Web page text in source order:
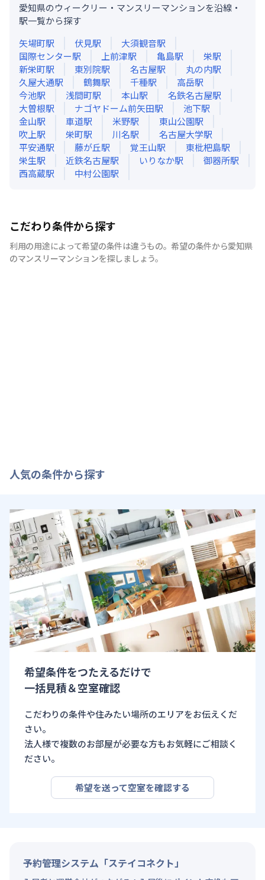
愛知県のウィークリー・マンスリーマンションを沿線・
駅一覧から探す
矢場町駅 伏見駅 大須観音駅
国際センター駅 上前津駅 亀島駅 栄駅
新栄町駅 東別院駅 名古屋駅 丸の内駅
久屋大通駅 鶴舞駅 千種駅 高岳駅
今池駅 浅間町駅 本山駅 名鉄名古屋駅
大曽根駅 ナゴヤドーム前矢田駅 池下駅
金山駅 車道駅 米野駅 東山公園駅
吹上駅 栄町駅 川名駅 名古屋大学駅
平安通駅 藤が丘駅 覚王山駅 東枇杷島駅
栄生駅 近鉄名古屋駅 いりなか駅 御器所駅
西高蔵駅 中村公園駅
こだわり条件から探す
利用の用途によって希望の条件は違うもの。希望の条件から愛知県
のマンスリーマンションを探しましょう。
人気の条件から探す
希望条件をつたえるだけで
一括見積＆空室確認
こだわりの条件や住みたい場所のエリアをお伝えくだ
さい。
法人様で複数のお部屋が必要な方もお気軽にご相談く
ださい。
希望を送って空室を確認する
予約管理システム「ステイコネクト」